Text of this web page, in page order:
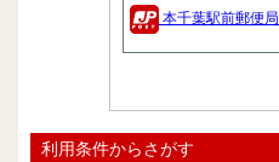
本千葉駅前郵便局
利用条件からさがす